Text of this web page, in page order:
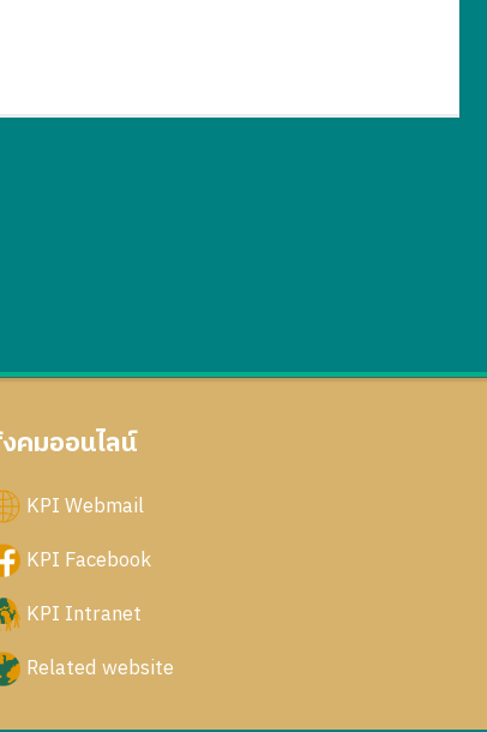
คมออนไลน์
KPI Webmail
KPI Facebook
KPI Intranet
Related website